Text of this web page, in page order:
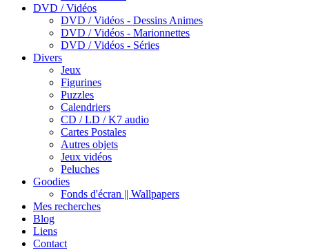
DVD / Vidéos
DVD / Vidéos - Dessins Animes
DVD / Vidéos - Marionnettes
DVD / Vidéos - Séries
Divers
Jeux
Figurines
Puzzles
Calendriers
CD / LD / K7 audio
Cartes Postales
Autres objets
Jeux vidéos
Peluches
Goodies
Fonds d'écran || Wallpapers
Mes recherches
Blog
Liens
Contact